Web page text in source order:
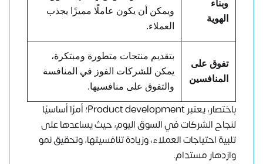
وبناء
الهوية
ويمكن أن يكون عاملًا مميزًا يجذب
العملاء.
تفوق على
المنافسين
بتقديم منتجات متطورة ومبتكرة،
يمكن للشركات الفوز في المنافسة
والتفوق على منافسيها.
باختصار، يعتبر Product development؛ أمرًا أساسيًا
لنجاح الشركات في السوق اليوم، حيث يساعدها على
تلبية احتياجات العملاء، وزيادة تنافسيتها، وتحقيق نمو
وازدهار مستدام.